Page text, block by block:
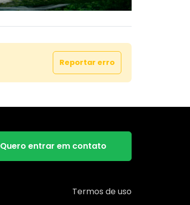
Reportar erro
Quero entrar em contato
Termos de uso